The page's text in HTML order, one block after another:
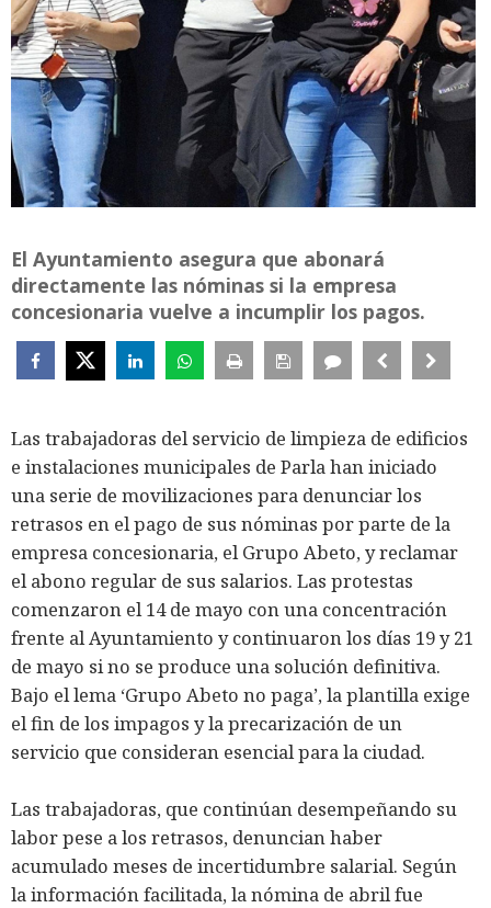
El Ayuntamiento asegura que abonará
directamente las nóminas si la empresa
concesionaria vuelve a incumplir los pagos.
Las trabajadoras del servicio de limpieza de edificios
e instalaciones municipales de Parla han iniciado
una serie de movilizaciones para denunciar los
retrasos en el pago de sus nóminas por parte de la
empresa concesionaria, el Grupo Abeto, y reclamar
el abono regular de sus salarios. Las protestas
comenzaron el 14 de mayo con una concentración
frente al Ayuntamiento y continuaron los días 19 y 21
de mayo si no se produce una solución definitiva.
Bajo el lema ‘Grupo Abeto no paga’, la plantilla exige
el fin de los impagos y la precarización de un
servicio que consideran esencial para la ciudad.
Las trabajadoras, que continúan desempeñando su
labor pese a los retrasos, denuncian haber
acumulado meses de incertidumbre salarial. Según
la información facilitada, la nómina de abril fue